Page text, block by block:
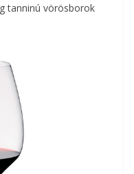
tanninú vörösborok